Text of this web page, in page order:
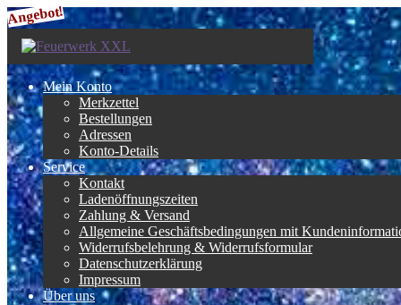
Zur
Navigation
springen
Zum
Inhalt
springen
Mein Konto
Merkzettel
Bestellungen
Adressen
Konto-Details
Service
Kontakt
Ladenöffnungszeiten
Zahlung & Versand
Allgemeine Geschäftsbedingungen mit
Widerrufsbelehrung & Widerrufsformular
Datenschutzerklärung
Impressum
Über uns
Angebot!